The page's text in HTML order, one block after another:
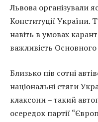
Львова організували
Конституції України.
навіть в умовах
важливість
Близько пів сотні
національні стяги
клаксони – такий
осередок партії